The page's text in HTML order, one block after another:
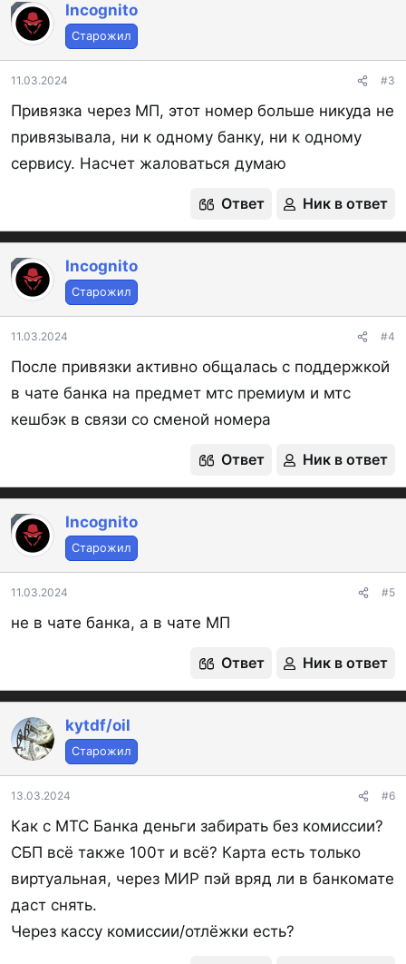
OP Incognito
Старожил
11.03.2024 #3
Привязка через МП, этот номер больше никуда не
привязывала, ни к одному банку, ни к одному
сервису. Насчет жаловаться думаю
Ответ Ник в ответ
OP Incognito
Старожил
11.03.2024 #4
После привязки активно общалась с поддержкой
в чате банка на предмет мтс премиум и мтс
кешбэк в связи со сменой номера
Ответ Ник в ответ
OP Incognito
Старожил
11.03.2024 #5
не в чате банка, а в чате МП
Ответ Ник в ответ
kytdf/oil
Старожил
13.03.2024 #6
Как с МТС Банка деньги забирать без комиссии?
СБП всё также 100т и всё? Карта есть только
виртуальная, через МИР пэй вряд ли в банкомате
даст снять.
Через кассу комиссии/отлёжки есть?